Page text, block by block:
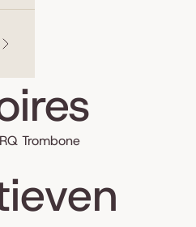
Trombone